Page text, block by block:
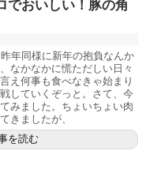
でおいしい！豚の角
年同様に新年の抱負なんか
なかなかに慌ただしい日々
え何事も食べなきゃ始まり
していくぞっと。さて、今
みました。ちょいちょい肉
きましたが、
を読む